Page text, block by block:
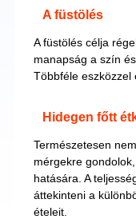
A füstölés
A füstölés célja
manapság a szín
Többféle eszközzel
Hidegen főtt
Természetesen
mérgekre
hatására. A
áttekinteni a
ételeit.